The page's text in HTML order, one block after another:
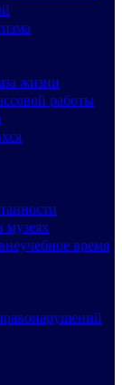
жизни
работы
музеях
время